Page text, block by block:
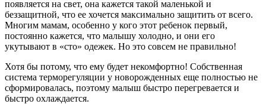
появляется на свет, она кажется такой маленькой и
беззащитной, что ее хочется максимально защитить от всего.
Многим мамам, особенно у кого этот ребенок первый,
постоянно кажется, что малышу холодно, и они его
укутывают в «сто» одежек. Но это совсем не правильно!
Хотя бы потому, что ему будет некомфортно! Собственная
система терморегуляции у новорожденных еще полностью не
сформировалась, поэтому малыш быстро перегревается и
быстро охлаждается.